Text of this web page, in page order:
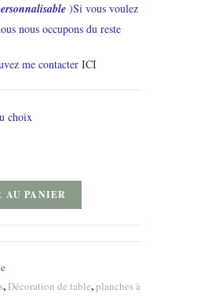
)Si vous voulez
nous occupons du reste
me contacter ICI
choix
AU PANIER
, Décoration de table,planches à